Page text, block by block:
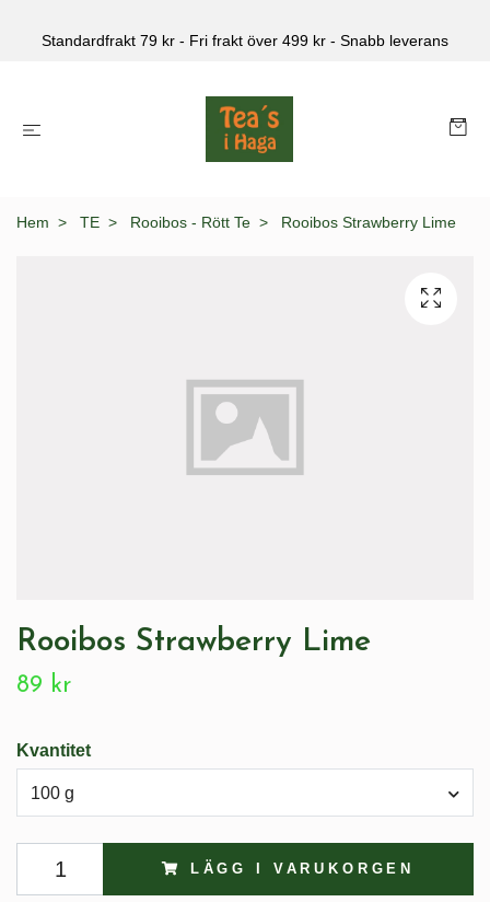
Standardfrakt 79 kr - Fri frakt över 499 kr - Snabb leverans
Hem TE Rooibos - Rött Te Rooibos Strawberry Lime
Rooibos Strawberry Lime
89 kr
Kvantitet
100 g
LÄGG I VARUKORGEN